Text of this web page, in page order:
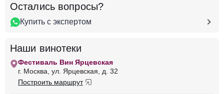
Вино Skywalker Marlborough Sauvignon
Blanc
Новая Зеландия
Сухое
13.5 %
2 252 ₽
Остались вопросы?
Купить с экспертом
Наши винотеки
Фестиваль Вин Ярцевская
г. Москва, ул. Ярцевская, д. 32
Построить маршрут